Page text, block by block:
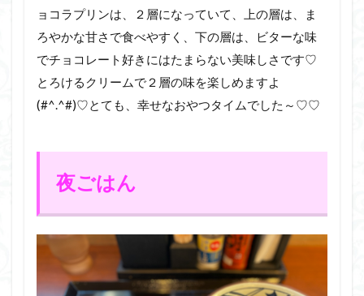
ョコラプリンは、２層になっていて、上の層は、ま
ろやかな甘さで食べやすく、下の層は、ビターな味
でチョコレート好きにはたまらない美味しさです♡
とろけるクリームで２層の味を楽しめますよ
(#^.^#)♡とても、幸せなおやつタイムでした～♡♡
夜ごはん